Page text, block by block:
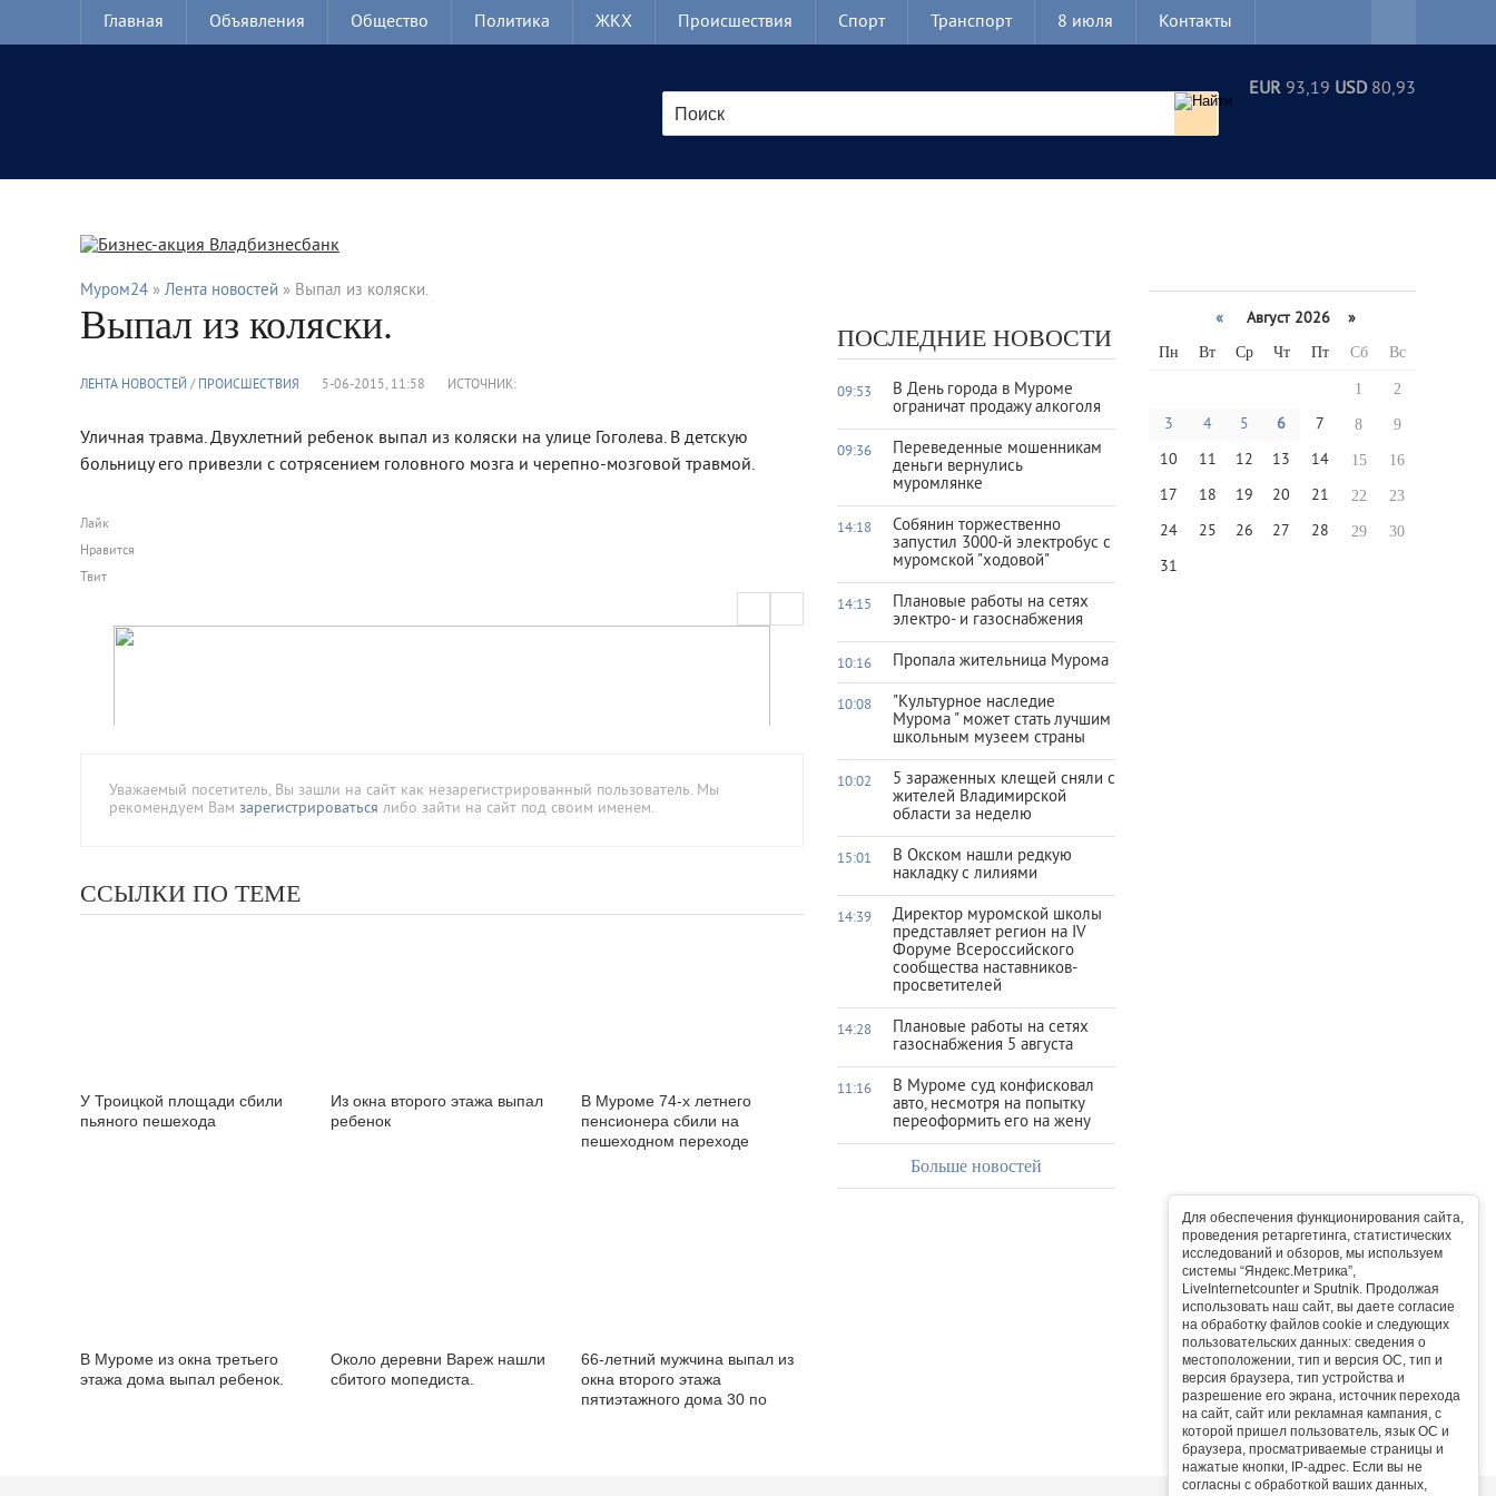
Для обеспечения функционирования сайта,
проведения ретаргетинга, статистических
исследований и обзоров, мы используем
системы “Яндекс.Метрика”,
LiveInternetcounter и Sputnik. Продолжая
использовать наш сайт, вы даете согласие
на обработку файлов cookie и следующих
пользовательских данных: сведения о
местоположении, тип и версия ОС, тип и
версия браузера, тип устройства и
разрешение его экрана, источник перехода
на сайт, сайт или рекламная кампания, с
которой пришел пользователь, язык ОС и
браузера, просматриваемые страницы и
нажатые кнопки, IP-адрес. Если вы не
согласны с обработкой ваших данных,
Главная Объявления Общество Политика ЖКХ Происшествия Спорт Транспорт 8 июля Контакты
EUR 93,19 USD80,93
Муром24 » Лента новостей » Выпал из коляски.
Выпал из коляски.
ЛЕНТА НОВОСТЕЙ/ ПРОИСШЕСТВИЯ 5-06-2015, 11:58 ИСТОЧНИК:
Уличная травма. Двухлетний ребенок выпал из коляски на улице Гоголева. В детскую
больницу его привезли с сотрясением головного мозга и черепно-мозговой травмой.
Лайк
Нравится
Твит
Уважаемый посетитель, Вы зашли на сайт как незарегистрированный пользователь. Мы
рекомендуем Вам зарегистрироваться либо зайти на сайт под своим именем.
ССЫЛКИ ПО ТЕМЕ
У Троицкой площади сбили
пьяного пешехода
Из окна второго этажа выпал
ребенок
В Муроме 74-х летнего
пенсионера сбили на
пешеходном переходе
В Муроме из окна третьего
этажа дома выпал ребенок.
Около деревни Вареж нашли
сбитого мопедиста.
66-летний мужчина выпал из
окна второго этажа
пятиэтажного дома 30 по
ПОСЛЕДНИЕ НОВОСТИ
09:53
В День города в Муроме
ограничат продажу алкоголя
09:36
Переведенные мошенникам
деньги вернулись
муромлянке
14:18
Собянин торжественно
запустил 3000-й электробус с
муромской "ходовой"
14:15
Плановые работы на сетях
электро- и газоснабжения
10:16 Пропала жительница Мурома
10:08
"Культурное наследие
Мурома " может стать лучшим
школьным музеем страны
10:02
5 зараженных клещей сняли с
жителей Владимирской
области за неделю
15:01
В Окском нашли редкую
накладку с лилиями
14:39
Директор муромской школы
представляет регион на IV
Форуме Всероссийского
сообщества наставников-
просветителей
14:28
Плановые работы на сетях
газоснабжения 5 августа
11:16
В Муроме суд конфисковал
авто, несмотря на попытку
переоформить его на жену
Больше новостей
« Август 2026 »
Пн Вт Ср Чт Пт Сб Вс
1 2
3 4 5 6 7 8 9
10 11 12 13 14 15 16
17 18 19 20 21 22 23
24 25 26 27 28 29 30
31